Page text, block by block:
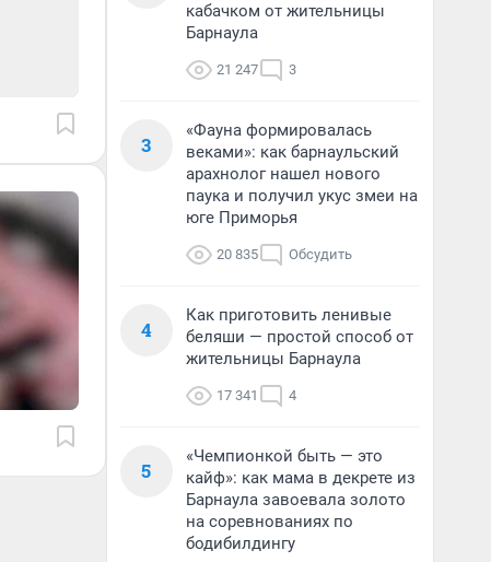
кабачком от жительницы
Барнаула
21 247 3
3
«Фауна формировалась
веками»: как барнаульский
арахнолог нашел нового
паука и получил укус змеи на
юге Приморья
20 835 Обсудить
4
Как приготовить ленивые
беляши — простой способ от
жительницы Барнаула
17 341 4
5
«Чемпионкой быть — это
кайф»: как мама в декрете из
Барнаула завоевала золото
на соревнованиях по
бодибилдингу